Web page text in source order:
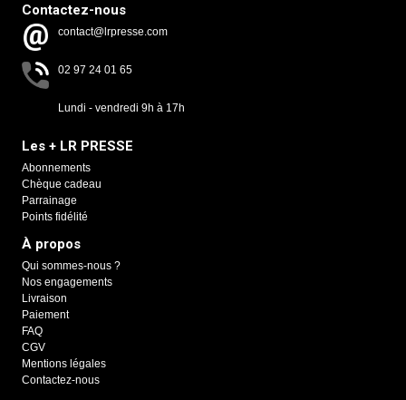
Contactez-nous
contact@lrpresse.com
02 97 24 01 65
Lundi - vendredi 9h à 17h
Les + LR PRESSE
Abonnements
Chèque cadeau
Parrainage
Points fidélité
À propos
Qui sommes-nous ?
Nos engagements
Livraison
Paiement
FAQ
CGV
Mentions légales
Contactez-nous